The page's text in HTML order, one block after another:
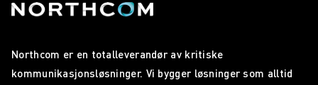
Northcom er en totalleverandør av kritiske
kommunikasjonsløsninger. Vi bygger løsninger som alltid